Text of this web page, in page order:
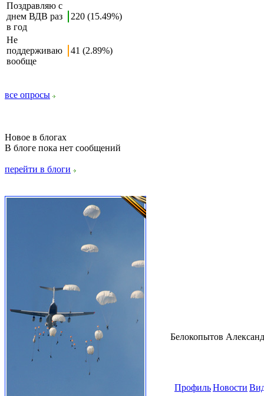
Поздравляю с
днем ВДВ раз
в год
220 (15.49%)
Не
поддерживаю
вообще
41 (2.89%)
все опросы
Новое в блогах
В блоге пока нет сообщений
перейти в блоги
Белокопытов
ПрофильНовости